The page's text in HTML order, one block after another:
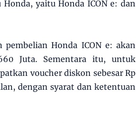
yaitu Honda ICON e: dan
Honda ICON e: akan
Juta. Sementara itu, untuk
voucher diskon sebesar Rp
dengan syarat dan ketentuan